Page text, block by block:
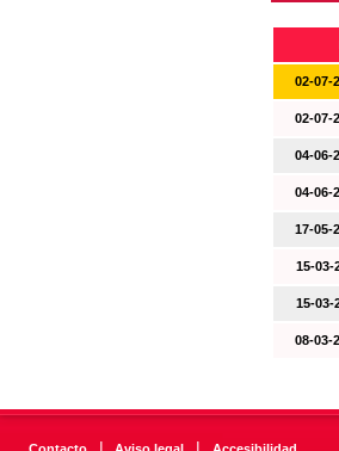
02-07-
02-07-
04-06-
04-06-
17-05-
15-03-
15-03-
08-03-